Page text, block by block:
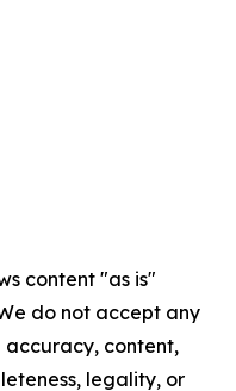
content "as is"
do not accept any
accuracy, content,
legality, or